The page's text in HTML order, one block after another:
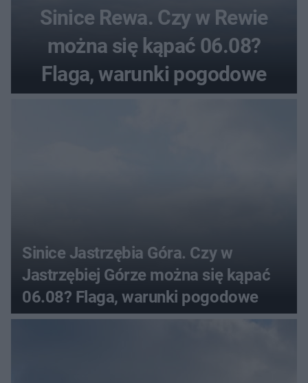
Sinice Rewa. Czy w Rewie
można się kąpać 06.08?
Flaga, warunki pogodowe
Sinice Jastrzębia Góra. Czy w
Jastrzębiej Górze można się kąpać
06.08? Flaga, warunki pogodowe